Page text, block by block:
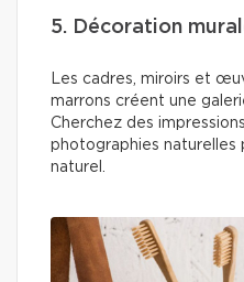
5. Décoration
Les cadres, miroirs et
marrons créent une
Cherchez des
photographies
naturel.